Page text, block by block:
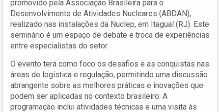
promovido pela Associação Brasileira para o
Desenvolvimento de Atividades Nucleares (ABDAN),
realizado nas instalações da Nuclep, em Itaguaí (RJ). Este
seminário é um espaço de debate e troca de experiências
entre especialistas do setor.
O evento terá como foco os desafios e as conquistas nas
áreas de logística e regulação, permitindo uma discussão
abrangente sobre as melhores práticas e inovações que
podem ser aplicadas no contexto brasileiro. A
programação inclui atividades técnicas e uma visita às